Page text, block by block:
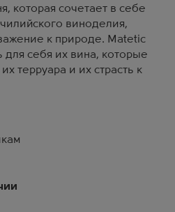
которая сочетает в себе
виноделия,
к природе. Matetic
для себя их вина, которые
терруара и их страсть к